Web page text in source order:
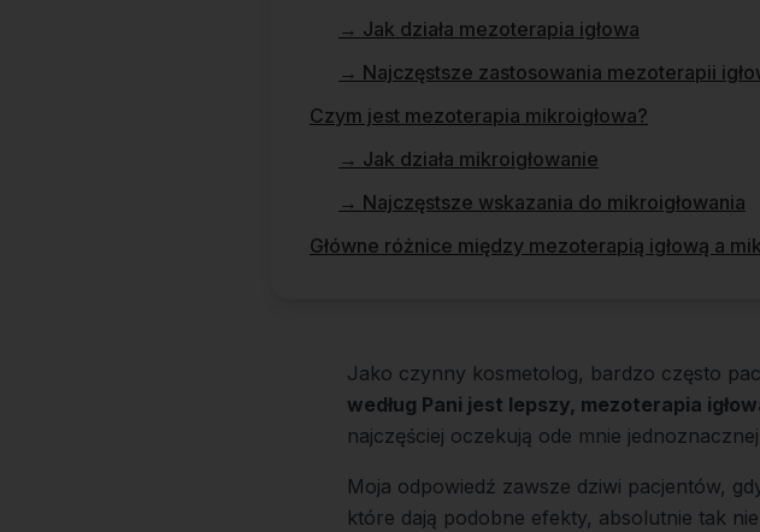
→ Jak działa mezoterapia igłowa
→ Najczęstsze zastosowania mezoterapii
Czym jest mezoterapia mikroigłowa?
→ Jak działa mikroigłowanie
→ Najczęstsze wskazania do mikroigłowania
Główne różnice między mezoterapią igłową a
Jako czynny kosmetolog, bardzo często
według Pani jest lepszy, mezoterapia
najczęściej oczekują ode mnie
Moja odpowiedź zawsze dziwi pacjentów,
które dają podobne efekty, absolutnie tak